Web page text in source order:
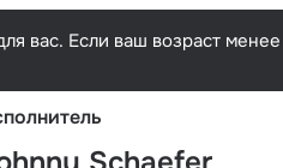
вас. Если ваш возраст